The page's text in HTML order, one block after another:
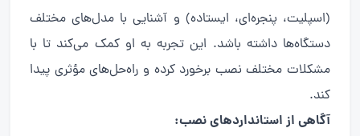
(اسپلیت، پنجره‌ای، ایستاده) و آشنایی با مدل‌های مختلف
دستگاه‌ها داشته باشد. این تجربه به او کمک می‌کند تا با
مشکلات مختلف نصب برخورد کرده و راه‌حل‌های مؤثری پیدا
کند.
آگاهی از استانداردهای نصب: